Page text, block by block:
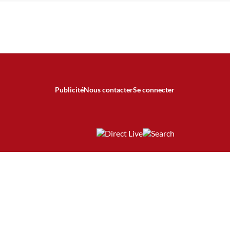
PublicitéNous contacterSe connecter